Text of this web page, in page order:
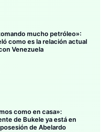
mucho petróleo»:
como es la relación actual
Venezuela
como en casa»:
de Bukele ya está en
de Abelardo